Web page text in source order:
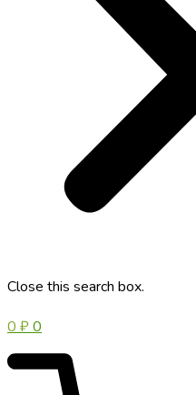
Close this search box.
0 ₽0